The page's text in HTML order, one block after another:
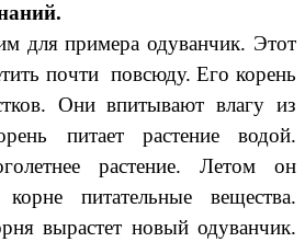
для примера одуванчик. Этот
почти повсюду. Его корень
Они впитывают влагу из
питает растение водой.
растение. Летом он
питательные вещества.
вырастет новый одуванчик.